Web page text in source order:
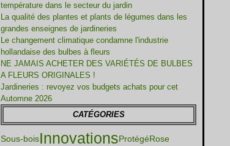
température dans le secteur du jardin
La qualité des plantes et plants de légumes dans les
grandes enseignes de jardineries
Le changement climatique condamne l'industrie
hollandaise des bulbes à fleurs
NE JAMAIS ACHETER DES VARIÉTÉS DE BULBES
A FLEURS ORIGINALES !
Jardineries : revoyez vos budgets achats pour cet
Automne 2026
CATÉGORIES
Sous-boisInnovationsProtégéRose